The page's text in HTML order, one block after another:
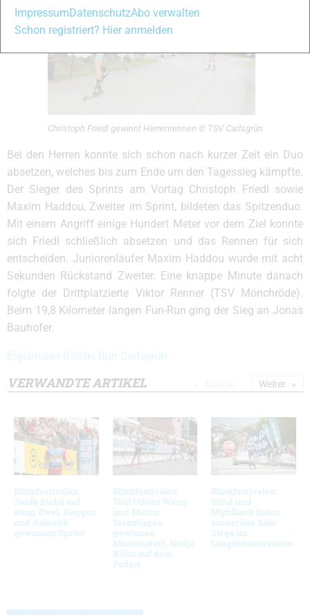
Christoph Friedl gewinnt Herrenrennen © TSV Carlsgrün
Bei den Herren konnte sich schon nach kurzer Zeit ein Duo
absetzen, welches bis zum Ende um den Tagessieg kämpfte.
Der Sieger des Sprints am Vortag Christoph Friedl sowie
Maxim Haddou, Zweiter im Sprint, bildeten das Spitzenduo.
Mit einem Angriff einige Hundert Meter vor dem Ziel konnte
sich Friedl schließlich absetzen und das Rennen für sich
entscheiden. Juniorenläufer Maxim Haddou wurde mit acht
Sekunden Rückstand Zweiter. Eine knappe Minute danach
folgte der Drittplatzierte Viktor Renner (TSV Mönchröde).
Beim 19,8 Kilometer langen Fun-Run ging der Sieg an Jonas
Bauhofer.
Ergebnisse Rollski Run Carlsgrün
VERWANDTE ARTIKEL
Blinkfestivalen:
Janik Riebli auf
Rang Zwei, Heggen
und Aabrekk
gewinnen Sprint
Blinkfestivalen:
Tiril Udnes Weng
und Mattis
Stenshagen
gewinnen
Massenstart, Nadja
Kälin auf dem
Podest
Blinkfestivalen:
Slind und
Myhlback holen
souveräne Solo-
Siege im
Langdistanzrennen
Weiter
Impressum DatenschutzAbo verwalten
Schon registriert? Hier anmelden